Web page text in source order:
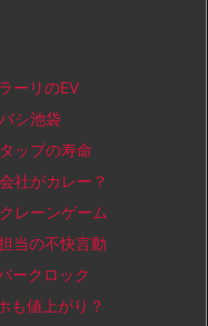
ーリのEV
シ池袋
ップの寿命
社がカレー？
レーンゲーム
当の不快言動
ークロック
値上がり？